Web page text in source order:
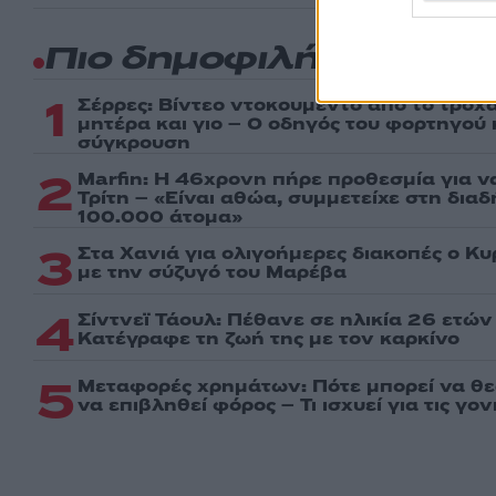
Πιο δημοφιλή
1 Σέρρες: Βίντεο ντοκουμέντο από το
μητέρα και γιο – Ο οδηγός του φορτηγού
σύγκρουση
2 Marfin: Η 46χρονη πήρε προθεσμία για
Τρίτη – «Είναι αθώα, συμμετείχε στη
100.000 άτομα»
3 Στα Χανιά για ολιγοήμερες διακοπές ο
με την σύζυγό του Μαρέβα
4 Σίντνεϊ Τάουλ: Πέθανε σε ηλικία 26
Kατέγραφε τη ζωή της με τον καρκίνο
5 Μεταφορές χρημάτων: Πότε μπορεί να
να επιβληθεί φόρος – Τι ισχυεί για τις